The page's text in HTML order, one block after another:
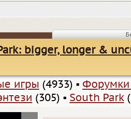
bigger, longer &
игры (4933) ▪
(305) ▪ South Park